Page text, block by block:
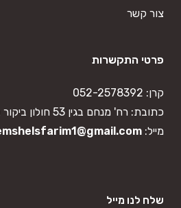
צור קשר
פרטי התקשרות
קרן: 052-2578392
כתובת: רח' מנחם
מייל:
שלח לנו מייל